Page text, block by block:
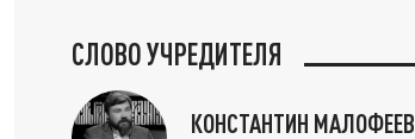
СЛОВО УЧРЕДИТЕЛЯ
КОНСТАНТИН МАЛОФЕЕВ